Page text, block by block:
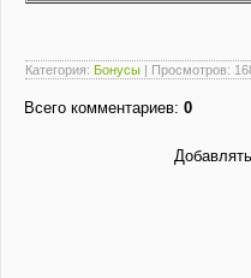
Категория: Бонусы | Просмотров:
Всего комментариев: 0